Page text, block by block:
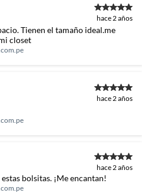
hace 2 años
Tienen el tamaño ideal.me
closet
hace 2 años
hace 2 años
bolsitas. ¡Me encantan!